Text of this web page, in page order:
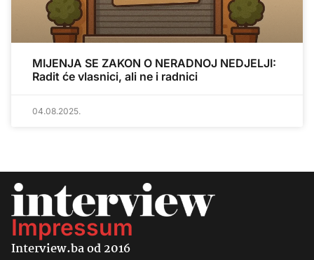
MIJENJA SE ZAKON O NERADNOJ NEDJELJI:
Radit će vlasnici, ali ne i radnici
04.08.2025.
Impressum
Interview.ba od 2016